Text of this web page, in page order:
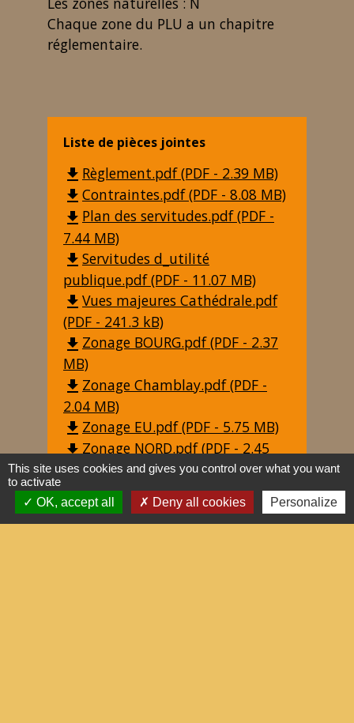
Chaque zone du PLU a un chapitre
réglementaire.
Liste de pièces jointes
file_download Règlement.pdf (PDF - 2.39 MB)
file_download Contraintes.pdf (PDF - 8.08 MB)
file_download Plan des servitudes.pdf (PDF -
7.44 MB)
file_download Servitudes d_utilité
publique.pdf (PDF - 11.07 MB)
file_download Vues majeures Cathédrale.pdf
(PDF - 241.3 kB)
file_download Zonage BOURG.pdf (PDF - 2.37
MB)
file_download Zonage Chamblay.pdf (PDF -
2.04 MB)
file_download Zonage EU.pdf (PDF - 5.75 MB)
file_downloadZonage NORD.pdf (PDF - 2.45
MB)
file_downloadZonage SUD.pdf (PDF - 2.06 MB)
This site uses cookies and gives you control over what you want
to activate
OK, accept all
Deny all cookies Personalize